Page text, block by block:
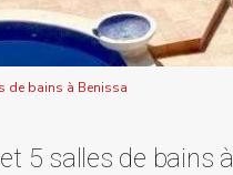
de bains à Benissa
5 salles de bains à